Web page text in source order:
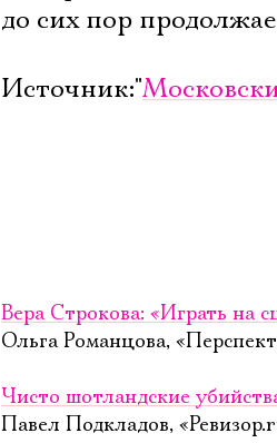
до сих пор
Источник:"
Вера Строкова: «Играть на
Ольга Романцова,
Чисто шотландские
Павел Подкладов,